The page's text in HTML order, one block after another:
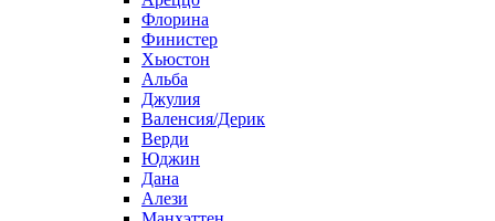
Флорина
Финистер
Хьюстон
Альба
Джулия
Валенсия/Дерик
Верди
Юджин
Дана
Алези